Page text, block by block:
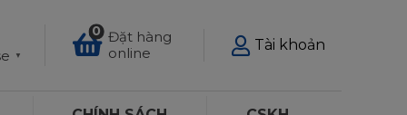
▼
0 Đặt hàng
online
Tài khoản